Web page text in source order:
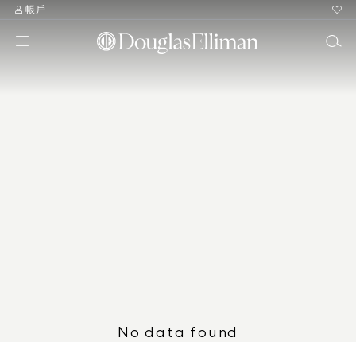
帳戶
No data found